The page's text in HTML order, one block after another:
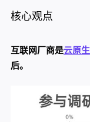
核心观点
互联网厂商是云原生
后。